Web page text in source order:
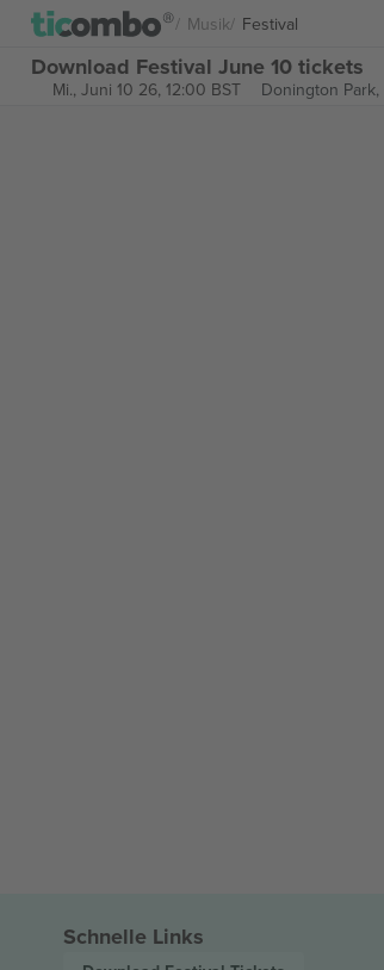
Musik Festival
Download Festival June 10 tickets
Mi., Juni 10 26, 12:00 BST Donington Park,
Schnelle Links